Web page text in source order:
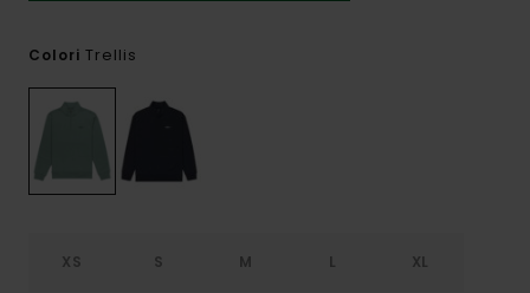
Colori Trellis
XS S M L XL